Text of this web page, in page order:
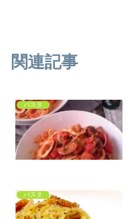
関連記事
パスタ
パスタ